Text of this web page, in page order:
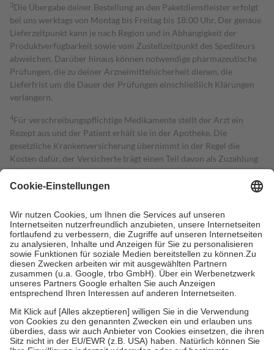
3Die Übergabe deiner Bestellung an den Paketdienstleister erfolgt
bei uns werktags von Montag bis Freitag bis 18:00 Uhr. Der genaue
Lieferzeitpunkt kann je nach Region und in Abhängigkeit der
Produktverfügbarkeit sowie vom Zustellzeitpunkt des Spediteurs
abweichen. Darüber hinaus können notwendige pharmazeutische
Prüfungen, die zu deiner Arzneimittelsicherheit dienen, die
Lieferfrist um die Dauer der Prüfungen einschließlich Klärungen
verlängern.
4Für verschreibungspflichtige Medikamente stellt der Arzt ein
Rezept aus und der Patient erhält sie in der Apotheke. Die
gesetzliche Krankenversicherung übernimmt in der Regel die
Kosten dafür, der Versicherte trägt einen Teil davon als Zuzahlung
mit.
Grundsätzlich leisten Mitglieder Zuzahlungen in Höhe von zehn
höchstens zehn Euro.
Es sind jedoch nie mehr als die tatsächlichen
Kosten der Leistung zu entrichten.
Diese Regeln gelten grundsätzlich auch für Online-Apotheken.
Bei Heilmitteln und häuslicher Krankenpflege beträgt die
Zuzahlung zehn Prozent der Kosten sowie zehn Euro je
Verordnung.
Um das Engagement der Versicherten für ihre eigene Gesundheit zu
stärken und die besondere Stellung der Familie zu unterstützen,
fallenkeine Zuzahlungenan bei:
• Kindern und Jugendlichen bis zum vollendeten 18. Lebensjahr
mit Ausnahme der Fahrkosten